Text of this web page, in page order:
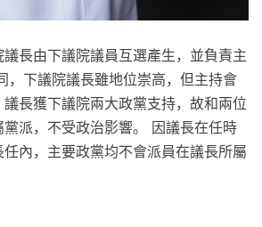
長由下議院議員互選產生，並負責主
，下議院議長雖地位崇高，但主持會
長獲下議院兩大政黨支持，故和兩位
派，不受政治影響。 因議長在任時
內，主要政黨均不會派員在議長所屬